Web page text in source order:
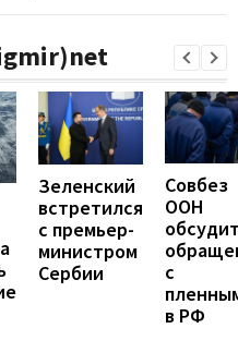
Зеленский
встретился
с премьер-
министром
Сербии
Совбез
ООН
с
в РФ